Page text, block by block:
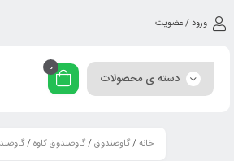
ورود / عضویت
دسته ی محصولات
0
خانه/گاوصندوق/گاوصندوق کاوه/